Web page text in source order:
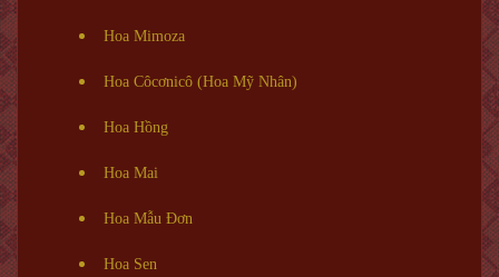
Hoa Mimoza
Hoa Côcơnicô (Hoa Mỹ Nhân)
Hoa Hồng
Hoa Mai
Hoa Mẫu Đơn
Hoa Sen